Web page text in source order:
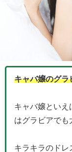
キャバ嬢のグラ
キャバ嬢といえ
はグラビアでも
キラキラのドレ